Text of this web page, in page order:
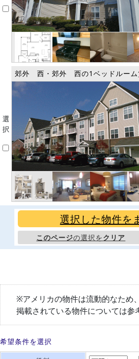
選
択
郊外 西・郊外 西の1ベッドルーム
選択した物件を
このページの選択をクリア
※アメリカの物件は流動的なため
掲載されている物件については
希望条件を選択